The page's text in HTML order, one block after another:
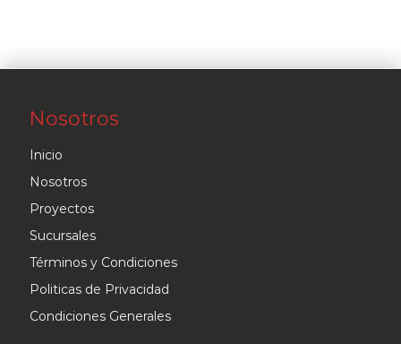
Nosotros
Inicio
Nosotros
Proyectos
Sucursales
Términos y Condiciones
Politicas de Privacidad
Condiciones Generales